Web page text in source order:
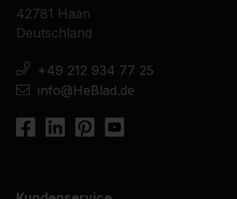
42781 Haan
Deutschland
+49 212 934 77 25
info@HeBlad.de